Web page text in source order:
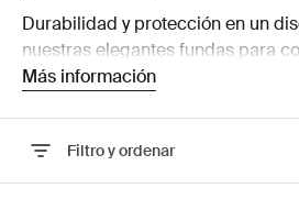
Durabilidad y protección en un
nuestras elegantes fundas para
tableta vienen en una gama de
Más información
Filtro y ordenar